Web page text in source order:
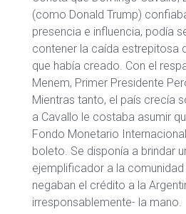
(como Donald Trump)
presencia e influencia, podía
contener la caída estrepitosa
que había creado. Con el
Menem, Primer Presidente
Mientras tanto, el país crecía
a Cavallo le costaba asumir
Fondo Monetario
boleto. Se disponía a brindar
ejemplificador a la comunidad
negaban el crédito a la
irresponsablemente- la mano.